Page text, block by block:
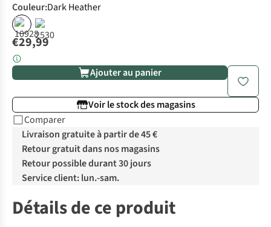
Couleur:Dark Heather
€29,99
Ajouter au panier
Voir le stock des magasins
Comparer
Livraison gratuite à partir de 45 €
Retour gratuit dans nos magasins
Retour possible durant 30 jours
Service client: lun.-sam.
Détails de ce produit